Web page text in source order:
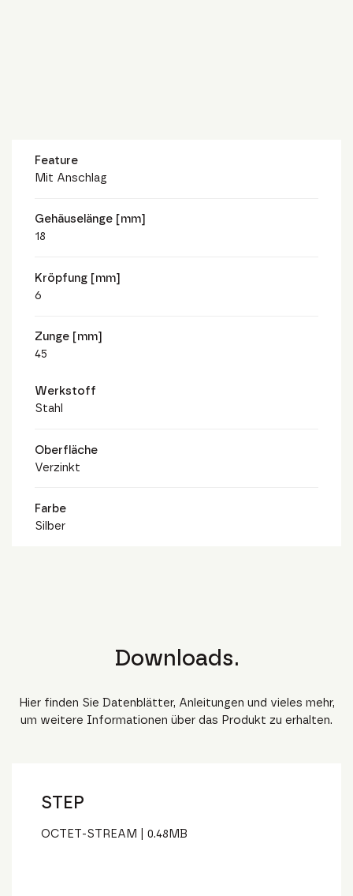
Feature
Mit Anschlag
Gehäuselänge [mm]
18
Kröpfung [mm]
6
Zunge [mm]
45
Werkstoff
Stahl
Oberfläche
Verzinkt
Farbe
Silber
Downloads.
Hier finden Sie Datenblätter, Anleitungen und vieles mehr,
um weitere Informationen über das Produkt zu erhalten.
STEP
OCTET-STREAM 0.48MB